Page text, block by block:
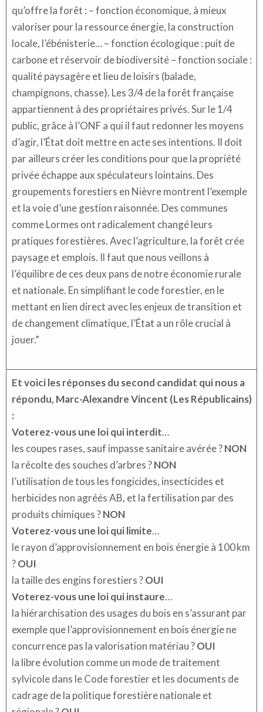
qu’offre la forêt : – fonction économique, à mieux
valoriser pour la ressource énergie, la construction
locale, l’ébénisterie… – fonction écologique : puit de
carbone et réservoir de biodiversité – fonction sociale :
qualité paysagère et lieu de loisirs (balade,
champignons, chasse). Les 3/4 de la forêt française
appartiennent à des propriétaires privés. Sur le 1/4
public, grâce à l’ONF a qui il faut redonner les moyens
d’agir, l’État doit mettre en acte ses intentions. Il doit
par ailleurs créer les conditions pour que la propriété
privée échappe aux spéculateurs lointains. Des
groupements forestiers en Nièvre montrent l’exemple
et la voie d’une gestion raisonnée. Des communes
comme Lormes ont radicalement changé leurs
pratiques forestières. Avec l’agriculture, la forêt crée
paysage et emplois. Il faut que nous veillons à
l’équilibre de ces deux pans de notre économie rurale
et nationale. En simplifiant le code forestier, en le
mettant en lien direct avec les enjeux de transition et
de changement climatique, l’État a un rôle crucial à
jouer.”
Et voici les réponses du second candidat qui nous a
répondu, Marc-Alexandre Vincent (Les Républicains)
:
Voterez-vous une loi qui interdit…
les coupes rases, sauf impasse sanitaire avérée ?NON
la récolte des souches d’arbres ?NON
l’utilisation de tous les fongicides, insecticides et
herbicides non agréés AB, et la fertilisation par des
produits chimiques ?NON
Voterez-vous une loi qui limite…
le rayon d’approvisionnement en bois énergie à 100 km
?OUI
la taille des engins forestiers ?OUI
Voterez-vous une loi qui instaure…
la hiérarchisation des usages du bois en s’assurant par
exemple que l’approvisionnement en bois énergie ne
concurrence pas la valorisation matériau ?OUI
la libre évolution comme un mode de traitement
sylvicole dans le Code forestier et les documents de
cadrage de la politique forestière nationale et